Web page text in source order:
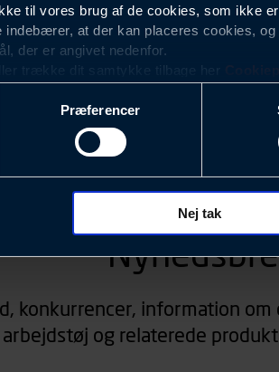
til vores brug af de cookies, som ikke
indebærer, at der kan placeres cookies,
der er angivet nedenfor.
trække dit samtykke tilbage her
med det formål at optimere design,
analyser af, hvilke oplysninger der er
hvad der klikkes på, sider/indhold der
(computer, smartphone mv.) samt de
sig på. Til dette formål behandles der
med det formål at spore
vise annoncer, der er relevante
Præferencer
Nej tak
konkurrencer, information
arbejdstøj og relaterede